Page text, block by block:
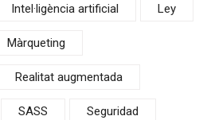
Intel·ligència artificial Ley
Màrqueting
Realitat augmentada
SASS Seguridad